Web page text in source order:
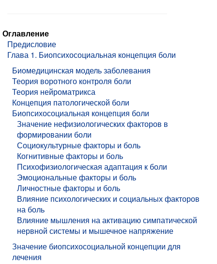
Оглавление
Предисловие
Глава 1. Биопсихосоциальная концепция боли
Биомедицинская модель заболевания
Теория воротного контроля боли
Теория нейроматрикса
Концепция патологической боли
Биопсихосоциальная концепция боли
Значение нефизиологических факторов в
формировании боли
Социокультурные факторы и боль
Когнитивные факторы и боль
Психофизиологическая адаптация к боли
Эмоциональные факторы и боль
Личностные факторы и боль
Влияние психологических и социальных факторов
на боль
Влияние мышления на активацию симпатической
нервной системы и мышечное напряжение
Значение биопсихосоциальной концепции для
лечения